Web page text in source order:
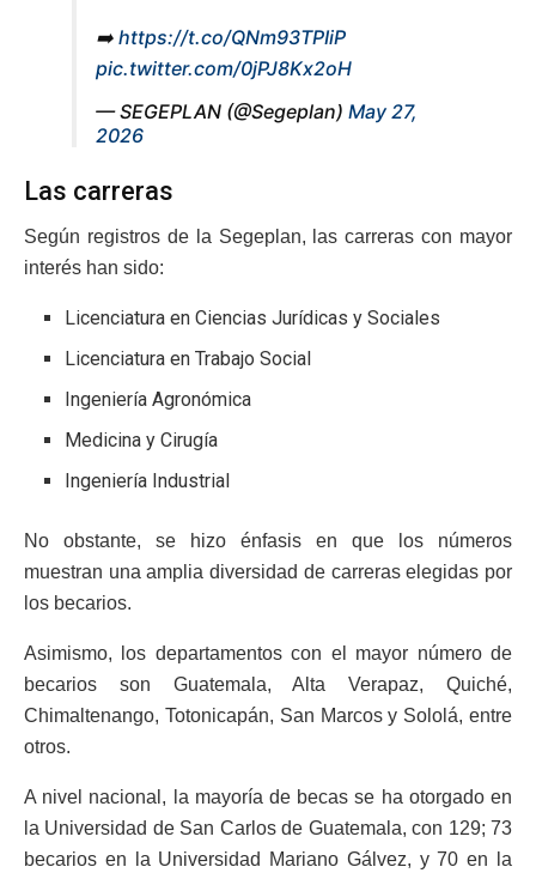
➡️ https://t.co/QNm93TPIiP
pic.twitter.com/0jPJ8Kx2oH
— SEGEPLAN (@Segeplan) May 27,
2026
Las carreras
Según registros de la Segeplan, las carreras con mayor
interés han sido:
Licenciatura en Ciencias Jurídicas y Sociales
Licenciatura en Trabajo Social
Ingeniería Agronómica
Medicina y Cirugía
Ingeniería Industrial
No obstante, se hizo énfasis en que los números
muestran una amplia diversidad de carreras elegidas por
los becarios.
Asimismo, los departamentos con el mayor número de
becarios son Guatemala, Alta Verapaz, Quiché,
Chimaltenango, Totonicapán, San Marcos y Sololá, entre
otros.
A nivel nacional, la mayoría de becas se ha otorgado en
la Universidad de San Carlos de Guatemala, con 129; 73
becarios en la Universidad Mariano Gálvez, y 70 en la